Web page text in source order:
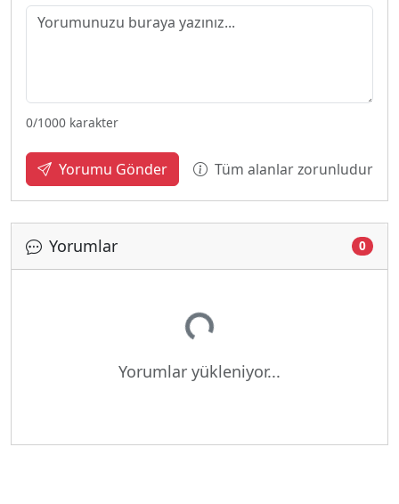
0/1000 karakter
Yorumu Gönder Tüm alanlar zorunludur
Yorumlar 0
Yükleniyor...
Yorumlar yükleniyor...